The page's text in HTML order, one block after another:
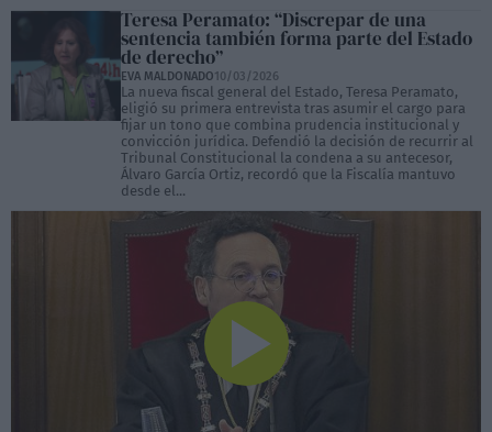
Teresa Peramato: “Discrepar de una
sentencia también forma parte del Estado
de derecho”
EVA MALDONADO10/03/2026
La nueva fiscal general del Estado, Teresa Peramato,
eligió su primera entrevista tras asumir el cargo para
fijar un tono que combina prudencia institucional y
convicción jurídica. Defendió la decisión de recurrir al
Tribunal Constitucional la condena a su antecesor,
Álvaro García Ortiz, recordó que la Fiscalía mantuvo
desde el...